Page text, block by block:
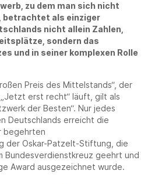
zu dem man sich nicht
betrachtet als einziger
nicht allein Zahlen,
sondern das
und in seiner komplexen Rolle
Preis des Mittelstands“, der
erst recht“ läuft, gilt als
der Besten“. Nur jedes
Deutschlands erreicht die
begehrten
der Oskar-Patzelt-Stiftung, die
Bundesverdienstkreuz geehrt und
Award ausgezeichnet wurde.